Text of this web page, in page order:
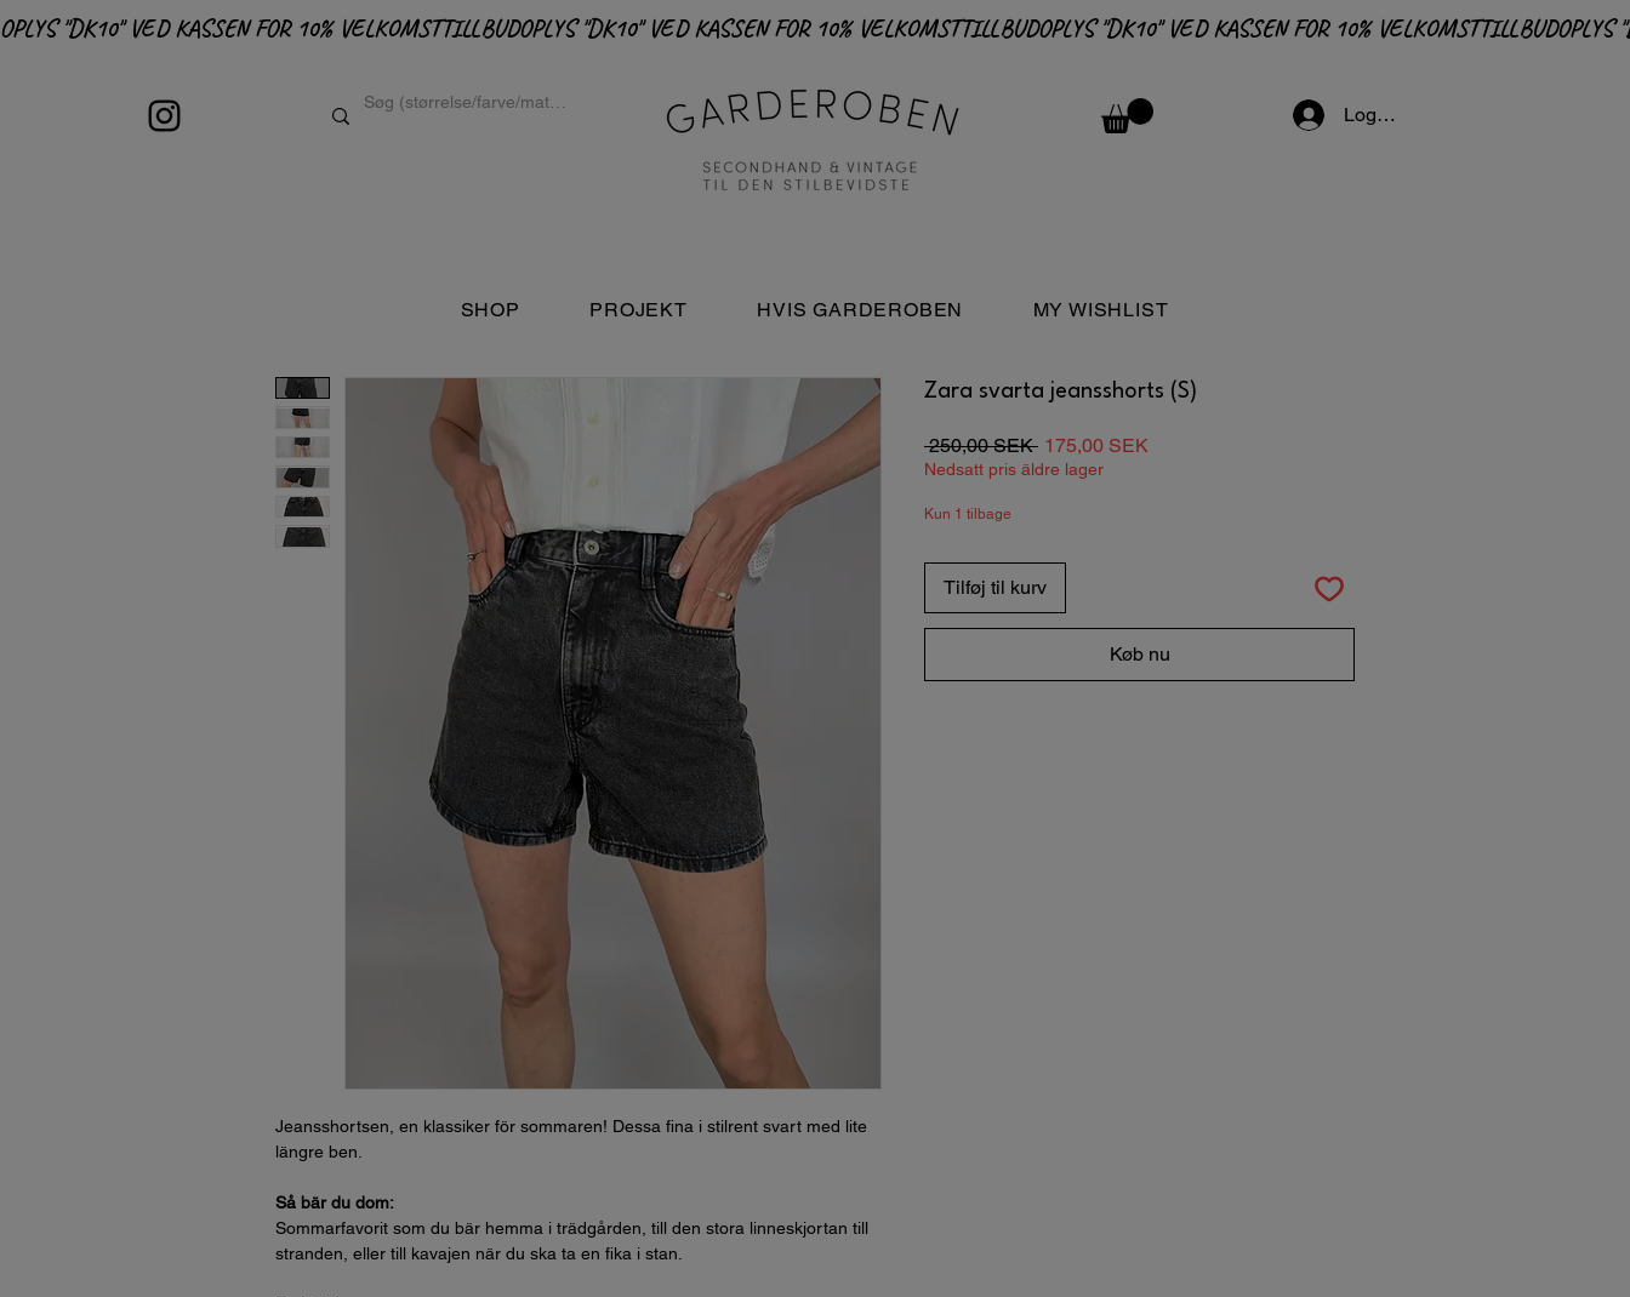
OPLYS "DK10" VED KASSEN FOR 10% VELKOMSTTILLBUD
Logga in
SHOP PROJEKT HVIS GARDEROBEN MY WISHLIST
Jeansshortsen, en klassiker för sommaren! Dessa fina i stilrent svart med lite
längre ben.
Så bär du dom:
Sommarfavorit som du bär hemma i trädgården, till den stora linneskjortan till
stranden, eller till kavajen när du ska ta en fika i stan.
Zara svarta jeansshorts (S)
250,00 SEK Regulær
pris
175,00 SEK
Nedsatt pris äldre lager
Kun 1 tilbage
Tilføj til kurv
Køb nu